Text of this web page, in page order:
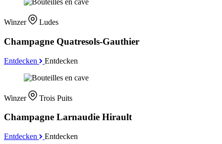
Winzer Ludes
Champagne Quatresols-Gauthier
Entdecken Entdecken
Winzer Trois Puits
Champagne Larnaudie Hirault
Entdecken Entdecken